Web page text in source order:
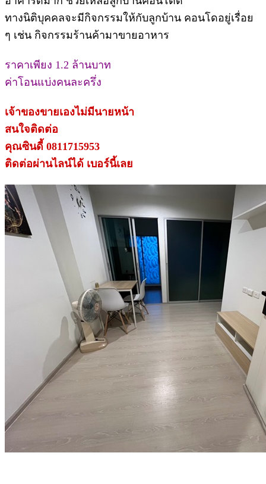
ทางนิติบุคคลจะมีกิจกรรมให้กับลูกบ้าน คอนโดอยู่เรื่อย
ๆ เช่น กิจกรรมร้านค้ามาขายอาหาร
ราคาเพียง 1.2 ล้านบาท
ค่าโอนแบ่งคนละครึ่ง
เจ้าของขายเองไม่มีนายหน้า
สนใจติดต่อ
คุณซินดี้ 0811715953
ติดต่อผ่านไลน์ได้ เบอร์นี้เลย